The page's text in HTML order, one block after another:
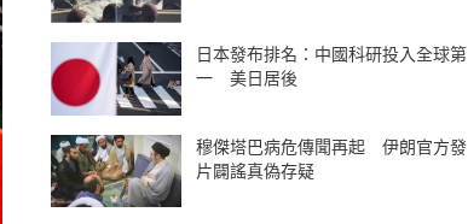
日本發布排名：中國科研投入全球第
一 美日居後
穆傑塔巴病危傳聞再起 伊朗官方發
片闢謠真偽存疑